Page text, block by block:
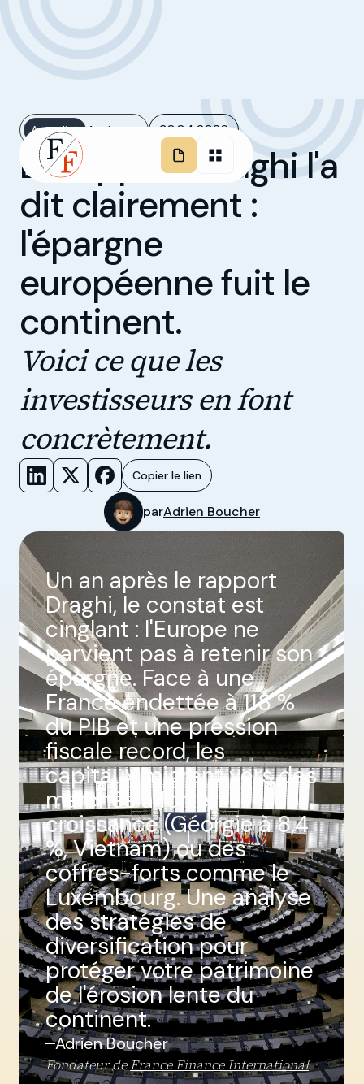
Actualité 4 minutes 30.04.2026
Le rapport Draghi l'a
dit clairement :
l'épargne
européenne fuit le
continent.
Voici ce que les
investisseurs en font
concrètement.
Copier le lien
parAdrien Boucher
Un an après le rapport
Draghi, le constat est
cinglant : l'Europe ne
parvient pas à retenir son
épargne. Face à une
France endettée à 118 %
du PIB et une pression
fiscale record, les
capitaux migrent vers des
marchés à forte
croissance (Géorgie à 8,4
%, Vietnam) ou des
coffres-forts comme le
Luxembourg. Une analyse
des stratégies de
diversification pour
protéger votre patrimoine
de l'érosion lente du
continent.
Adrien Boucher
Fondateur deFrance Finance International